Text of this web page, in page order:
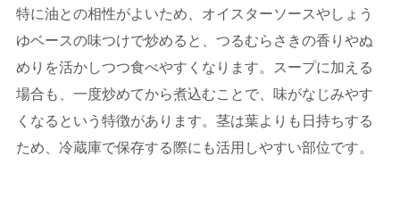
特に油との相性がよいため、オイスターソースやしょう
ゆベースの味つけで炒めると、つるむらさきの香りやぬ
めりを活かしつつ食べやすくなります。スープに加える
場合も、一度炒めてから煮込むことで、味がなじみやす
くなるという特徴があります。茎は葉よりも日持ちする
ため、冷蔵庫で保存する際にも活用しやすい部位です。